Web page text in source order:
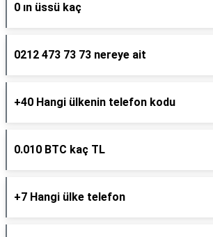
0 ın üssü kaç
0212 473 73 73 nereye ait
+40 Hangi ülkenin telefon kodu
0.010 BTC kaç TL
+7 Hangi ülke telefon